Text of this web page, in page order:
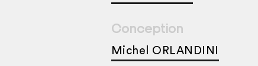
Conception
Michel ORLANDINI